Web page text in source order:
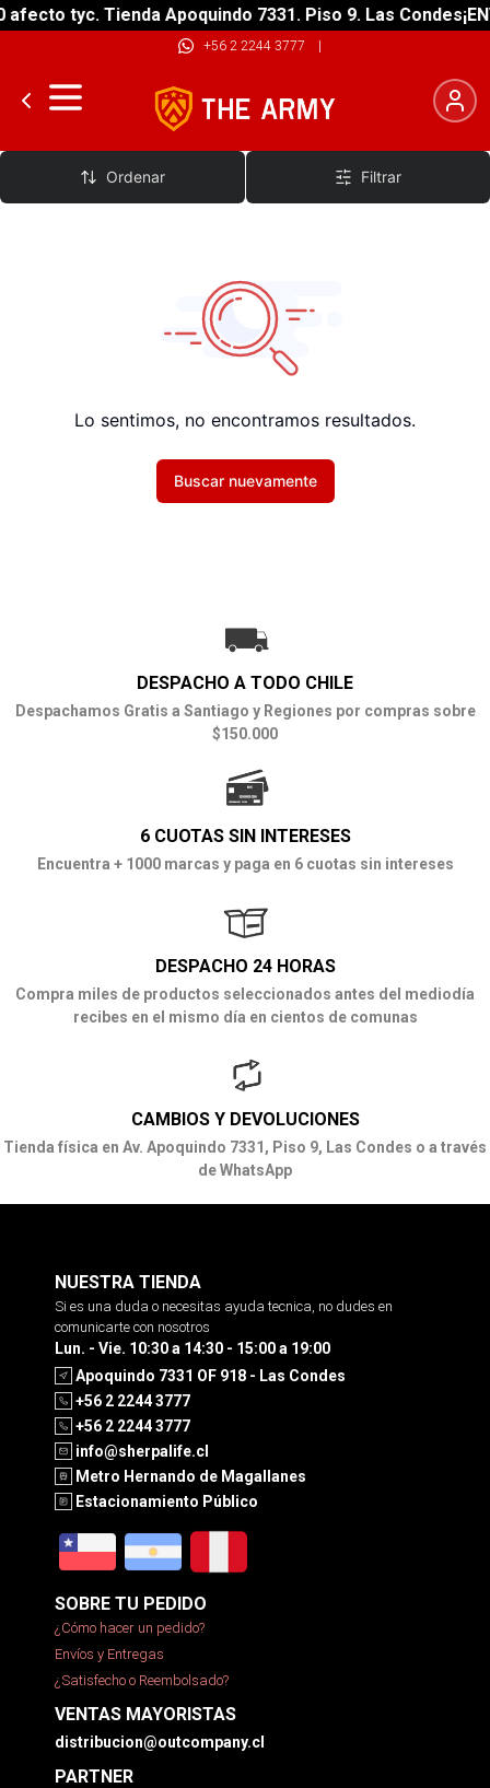
afecto tyc. Tienda Apoquindo 7331. Piso 9. Las Condes
+56 2 2244 3777 |
Protector Deposito De Liquido
Ordenar Filtrar
Lo sentimos, no encontramos resultados.
Buscar nuevamente
DESPACHO A TODO CHILE
Despachamos Gratis a Santiago y Regiones por compras sobre
$150.000
6 CUOTAS SIN INTERESES
Encuentra + 1000 marcas y paga en 6 cuotas sin intereses
DESPACHO 24 HORAS
Compra miles de productos seleccionados antes del mediodía
recibes en el mismo día en cientos de comunas
CAMBIOS Y DEVOLUCIONES
Tienda física en Av. Apoquindo 7331, Piso 9, Las Condes o a través
de WhatsApp
NUESTRA TIENDA
Si es una duda o necesitas ayuda tecnica, no dudes en
comunicarte con nosotros
Lun. - Vie. 10:30 a 14:30 - 15:00 a 19:00
Apoquindo 7331 OF 918 - Las Condes
+56 2 2244 3777
+56 2 2244 3777
info@sherpalife.cl
Metro Hernando de Magallanes
Estacionamiento Público
SOBRE TU PEDIDO
¿Cómo hacer un pedido?
Envíos y Entregas
¿Satisfecho o Reembolsado?
VENTAS MAYORISTAS
distribucion@outcompany.cl
PARTNER